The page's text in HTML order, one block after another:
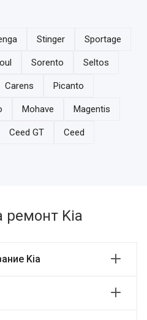
Stinger Sportage
Sorento Seltos
Carens Picanto
Mohave Magentis
Ceed GT Ceed
ремонт Kia
Kia